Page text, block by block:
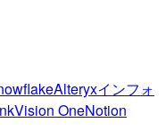
Alteryxインフォ
Vision OneNotion